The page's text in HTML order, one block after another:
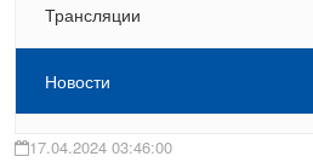
Трансляции
Новости
17.04.2024 03:46:00